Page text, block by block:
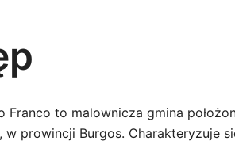
Franco to malownicza gmina
w prowincji Burgos. Charakteryzuje